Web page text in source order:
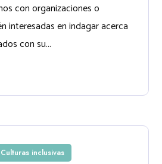
con organizaciones o
interesadas en indagar acerca
con su...
Culturas inclusivas